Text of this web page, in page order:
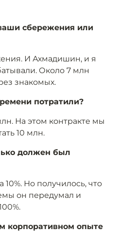
сбережения или
И Ахмадишин, и я
Около 7 млн
знакомых.
потратили?
На этом контракте мы
10 млн.
должен был
Но получилось, что
он передумал и
корпоративном опыте